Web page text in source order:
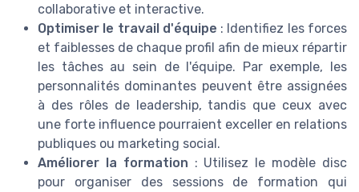
collaborative et interactive.
Optimiser le travail d'équipe : Identifiez les forces
et faiblesses de chaque profil afin de mieux répartir
les tâches au sein de l'équipe. Par exemple, les
personnalités dominantes peuvent être assignées
à des rôles de leadership, tandis que ceux avec
une forte influence pourraient exceller en relations
publiques ou marketing social.
Améliorer la formation : Utilisez le modèle disc
pour organiser des sessions de formation qui